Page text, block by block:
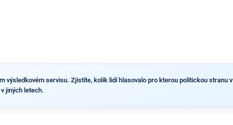
výsledkovém servisu. Zjistíte, kolik lidí hlasovalo pro kterou politickou stranu v
jiných letech.